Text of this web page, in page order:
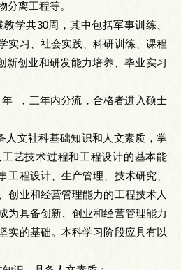
分离工程等。
教学共30周，其中包括军事训练、
实习、社会实践、科研训练、课程
新创业和研发能力培养、毕业实习
，三年内分流，合格者进入硕士
人文社科基础知识和人文素质，掌
艺技术过程和工程设计的基本能
工程设计、生产管理、技术研究、
创业和经营管理能力的工程技术人
为具备创新、创业和经营管理能力
实的基础。本科学习阶段应具有以